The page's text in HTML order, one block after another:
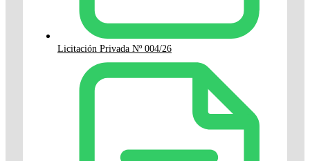
Licitación Privada Nº 004/26